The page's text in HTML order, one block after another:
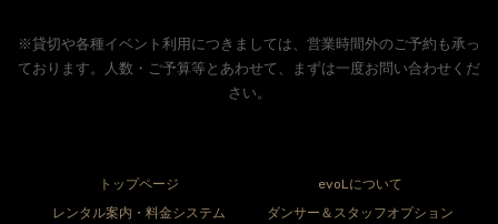
※貸切や各種イベント利用につきましては、営業時間外のご予約も承っ
ております。人数・ご予算等とあわせて、まずは一度お問い合わせくだ
さい。
トップページ
evoLについて
レンタル案内・料金システム
ダンサー＆スタッフオプション